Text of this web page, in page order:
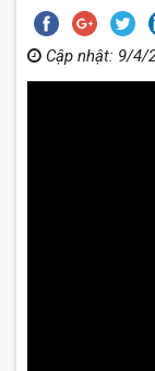
Cập nhật: 9/4/